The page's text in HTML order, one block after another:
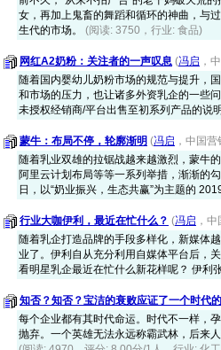
女，再加上鬼畜的舞蹈和循环的神曲，与
生代的市场。 (阅读: 3750，行业: 食品)
网红A2奶粉：关注者的一声叹息 (冯启 ，
随着国内婴幼儿奶粉市场的规范与提升，
和市场的压力，也让诸多外资乳企的一些
未授权经销商/平台出售至初系列产品的说
蒙牛：布局不停，轮廓渐明 (冯启 ，中国
随着乳业双雄的拉锯战越来越激烈，蒙牛
阿里云计划布局等等一系列举措，渐渐的
日，以“奶业振兴，生态共赢”为主题的
行业大咖伊利，最近在忙什么？ (冯启 ，
随着乳企打造品牌的手段多样化，新媒体
业了。伊利自从充分利用自媒体平台后，
看明星乳企最近在忙什么新花样呢？ 伊利
知否？知否？宝洁的衰败应证了一个时代
每个企业都有其时代命运。时代不一样，
抛弃。一个英雄无法永远称霸武林，后来